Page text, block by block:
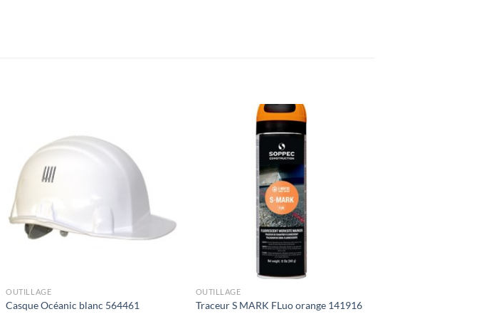
OUTILLAGE
Casque Océanic blanc 564461
OUTILLAGE
Traceur S MARK FLuo orange 141916